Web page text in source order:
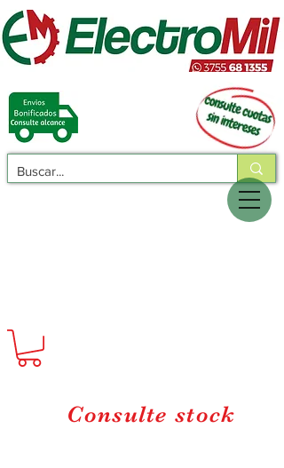
Consulte stock